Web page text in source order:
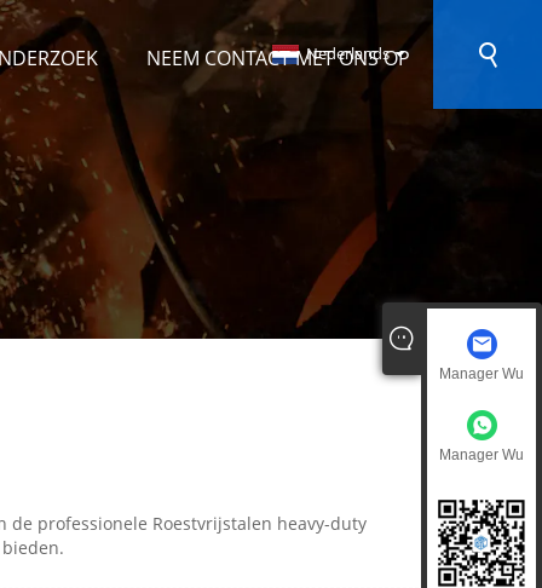
NEEM CONTACT MET ONS OP
Nederlands
de professionele Roestvrijstalen heavy-duty
Manager Wu
Manager Wu